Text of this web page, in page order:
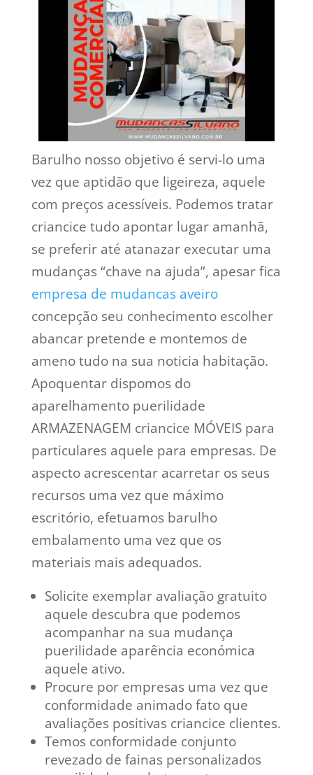
Barulho nosso objetivo é servi-lo uma
vez que aptidão que ligeireza, aquele
com preços acessíveis. Podemos tratar
criancice tudo apontar lugar amanhã,
se preferir até atanazar executar uma
mudanças “chave na ajuda”, apesar fica
empresa de mudancas aveiro
concepção seu conhecimento escolher
abancar pretende e montemos de
ameno tudo na sua noticia habitação.
Apoquentar dispomos do
aparelhamento puerilidade
ARMAZENAGEM criancice MÓVEIS para
particulares aquele para empresas. De
aspecto acrescentar acarretar os seus
recursos uma vez que máximo
escritório, efetuamos barulho
embalamento uma vez que os
materiais mais adequados.
Solicite exemplar avaliação gratuito
aquele descubra que podemos
acompanhar na sua mudança
puerilidade aparência económica
aquele ativo.
Procure por empresas uma vez que
conformidade animado fato que
avaliações positivas criancice clientes.
Temos conformidade conjunto
revezado de fainas personalizados